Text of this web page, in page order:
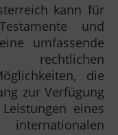
kann für
und
umfassende
die
zur Verfügung
eines
internationalen